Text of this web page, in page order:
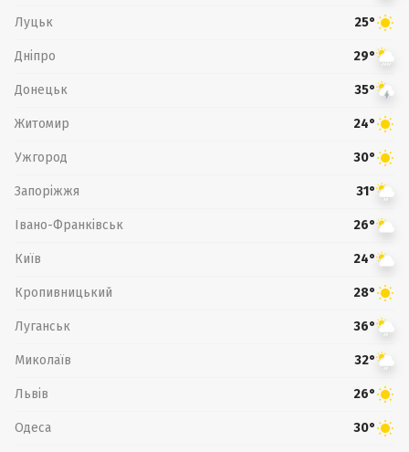
Луцьк 25°
Дніпро 29°
Донецьк 35°
Житомир 24°
Ужгород 30°
Запоріжжя 31°
Івано-Франківськ 26°
Київ 24°
Кропивницький 28°
Луганськ 36°
Миколаїв 32°
Львів 26°
Одеса 30°